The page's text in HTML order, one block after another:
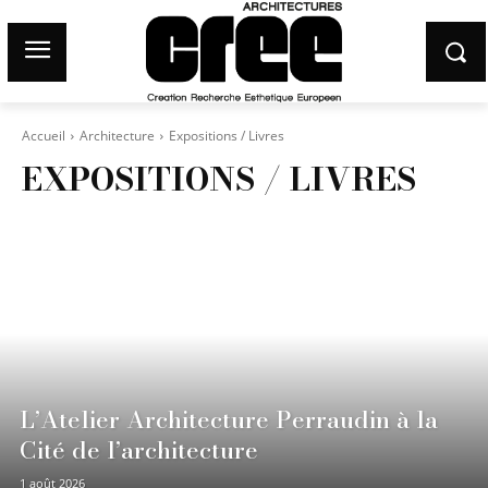
Accueil Architecture Expositions / Livres
EXPOSITIONS / LIVRES
L’Atelier Architecture Perraudin à la
Cité de l’architecture
1 août 2026